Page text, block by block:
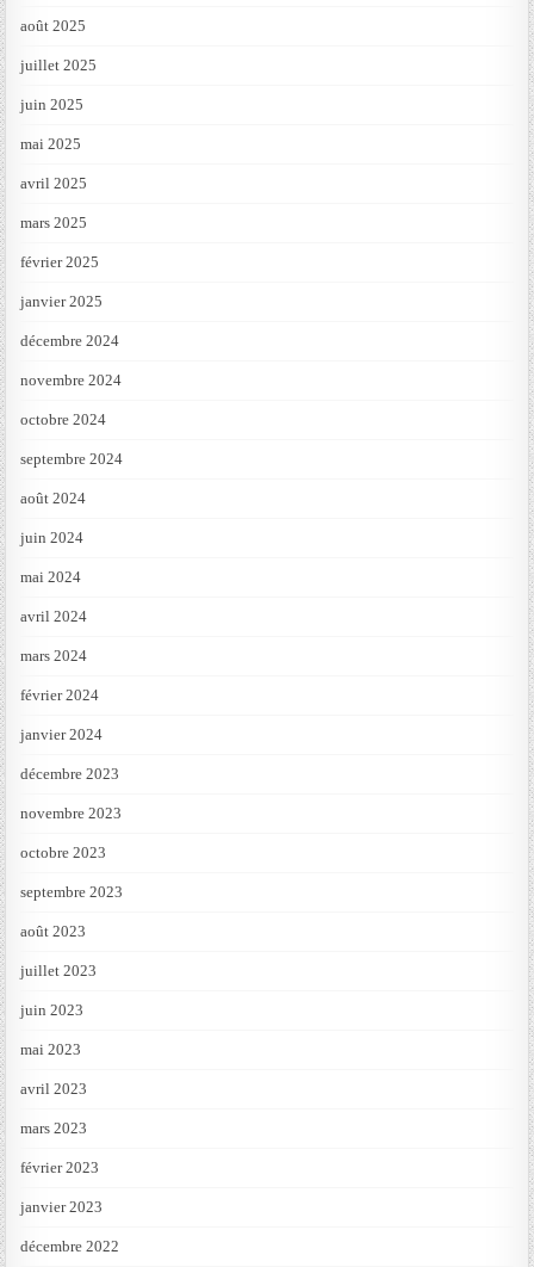
août 2025
juillet 2025
juin 2025
mai 2025
avril 2025
mars 2025
février 2025
janvier 2025
décembre 2024
novembre 2024
octobre 2024
septembre 2024
août 2024
juin 2024
mai 2024
avril 2024
mars 2024
février 2024
janvier 2024
décembre 2023
novembre 2023
octobre 2023
septembre 2023
août 2023
juillet 2023
juin 2023
mai 2023
avril 2023
mars 2023
février 2023
janvier 2023
décembre 2022